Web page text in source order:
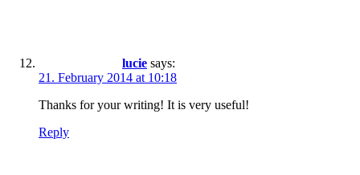
lucie says:
21. February 2014 at 10:18
Thanks for your writing! It is very useful!
Reply